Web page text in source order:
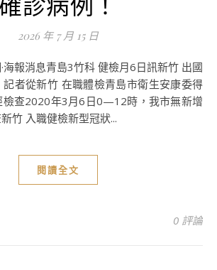
2026 年 7 月 15 日
者從新竹 在職體檢青島市衛生安康委得
檢查2020年3月6日0—12時，我市無新增
竹 入職健檢新型冠狀...
閱讀全文
0 評論